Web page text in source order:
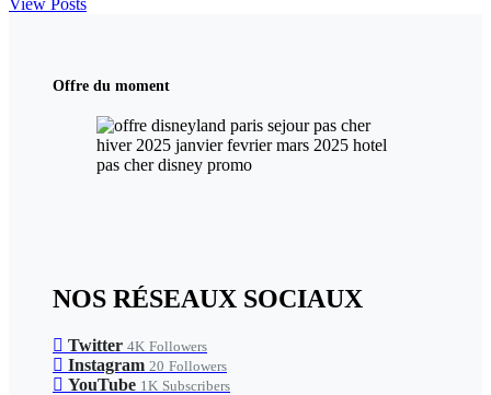
Offre du moment
NOS RÉSEAUX SOCIAUX
Twitter 4K Followers
Instagram 20 Followers
YouTube 1K Subscribers